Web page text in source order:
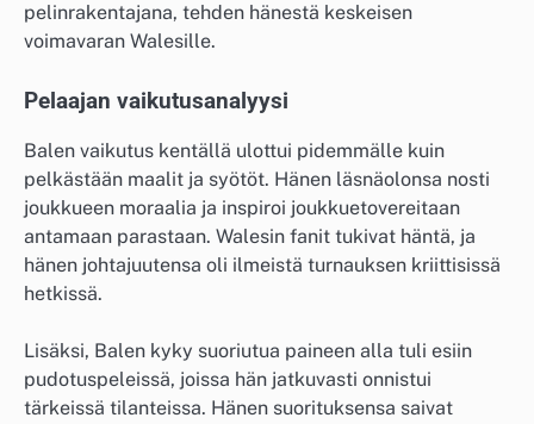
pelinrakentajana, tehden hänestä keskeisen
voimavaran Walesille.
Pelaajan vaikutusanalyysi
Balen vaikutus kentällä ulottui pidemmälle kuin
pelkästään maalit ja syötöt. Hänen läsnäolonsa nosti
joukkueen moraalia ja inspiroi joukkuetovereitaan
antamaan parastaan. Walesin fanit tukivat häntä, ja
hänen johtajuutensa oli ilmeistä turnauksen kriittisissä
hetkissä.
Lisäksi, Balen kyky suoriutua paineen alla tuli esiin
pudotuspeleissä, joissa hän jatkuvasti onnistui
tärkeissä tilanteissa. Hänen suorituksensa saivat